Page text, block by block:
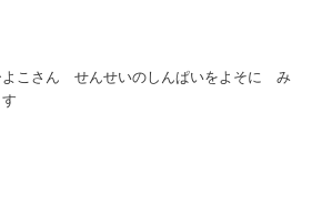
こさん せんせいのしんぱいをよそに み